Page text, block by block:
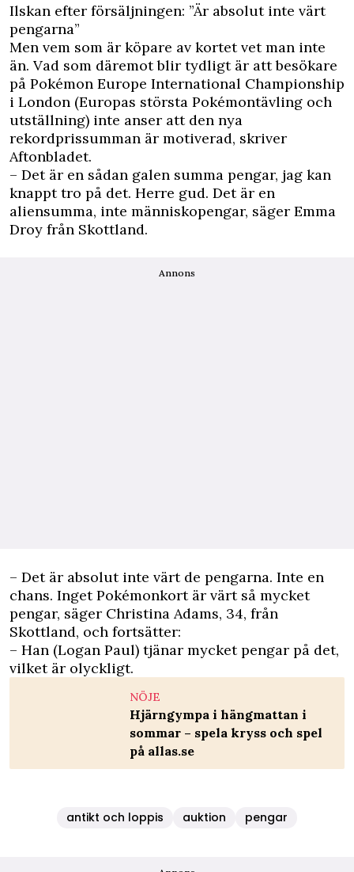
Ilskan efter försäljningen: ”Är absolut inte värt
pengarna”
Men vem som är köpare av kortet vet man inte
än. Vad som däremot blir tydligt är att besökare
på Pokémon Europe International Championship
i London (Europas största Pokémontävling och
utställning) inte anser att den nya
rekordprissumman är motiverad, skriver
Aftonbladet.
– Det är en sådan galen summa pengar, jag kan
knappt tro på det. Herre gud. Det är en
aliensumma, inte människopengar, säger Emma
Droy från Skottland.
Annons
– Det är absolut inte värt de pengarna. Inte en
chans. Inget Pokémonkort är värt så mycket
pengar, säger Christina Adams, 34, från
Skottland, och fortsätter:
– Han (Logan Paul) tjänar mycket pengar på det,
vilket är olyckligt.
NÖJE
Hjärngympa i hängmattan i
sommar – spela kryss och spel
på allas.se
antikt och loppis auktion pengar